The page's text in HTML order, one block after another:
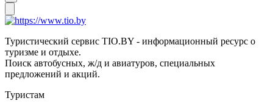
Туристический сервис TIO.BY - информационный ресурс о
туризме и отдыхе.
Поиск автобусных, ж/д и авиатуров, специальных
предложений и акций.
Туристам